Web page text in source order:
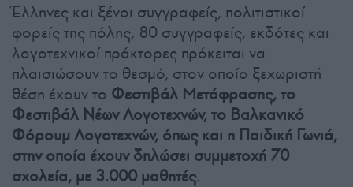
Έλληνες και ξένοι συγγραφείς, πολιτιστικοί
φορείς της πόλης, 80 συγγραφείς, εκδότες και
λογοτεχνικοί πράκτορες πρόκειται να
πλαισιώσουν το θεσμό, στον οποίο ξεχωριστή
θέση έχουν το Φεστιβάλ Μετάφρασης, το
Φεστιβάλ Νέων Λογοτεχνών, το Βαλκανικό
Φόρουμ Λογοτεχνών, όπως και η Παιδική Γωνιά,
στην οποία έχουν δηλώσει συμμετοχή 70
σχολεία, με 3.000 μαθητές.